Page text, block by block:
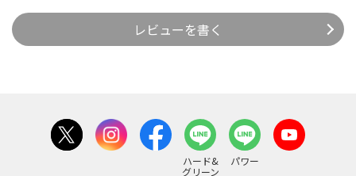
レビューを書く
ハード&
グリーン
パワー